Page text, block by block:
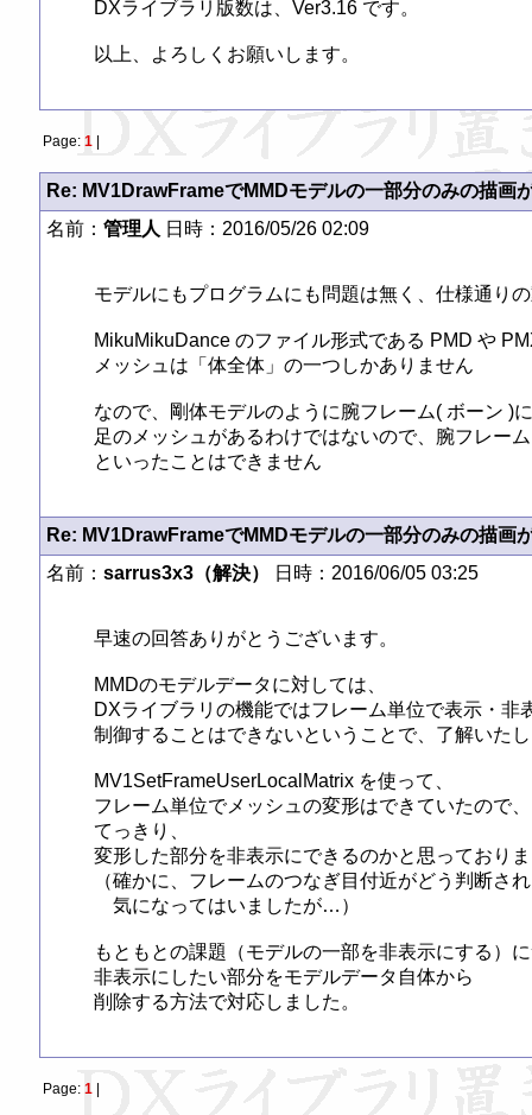
DXライブラリ版数は、Ver3.16 です。
以上、よろしくお願いします。
Page: 1|
Re: MV1DrawFrameでMMDモデルの一部分のみの描画
名前： 管理人 日時：2016/05/26 02:09
モデルにもプログラムにも問題は無く、仕様通り
MikuMikuDance のファイル形式である PMD や
メッシュは「体全体」の一つしかありません
なので、剛体モデルのように腕フレーム( ボーン )
足のメッシュがあるわけではないので、腕フレー
といったことはできません
Re: MV1DrawFrameでMMDモデルの一部分のみの描画
名前： sarrus3x3（解決） 日時：2016/06/05 03:25
早速の回答ありがとうございます。
MMDのモデルデータに対しては、
DXライブラリの機能ではフレーム単位で表示・非
制御することはできないということで、了解いた
MV1SetFrameUserLocalMatrix を使って、
フレーム単位でメッシュの変形はできていたので、
てっきり、
変形した部分を非表示にできるのかと思っており
（確かに、フレームのつなぎ目付近がどう判断さ
気になってはいましたが…）
もともとの課題（モデルの一部を非表示にする）
非表示にしたい部分をモデルデータ自体から
Page: 1|